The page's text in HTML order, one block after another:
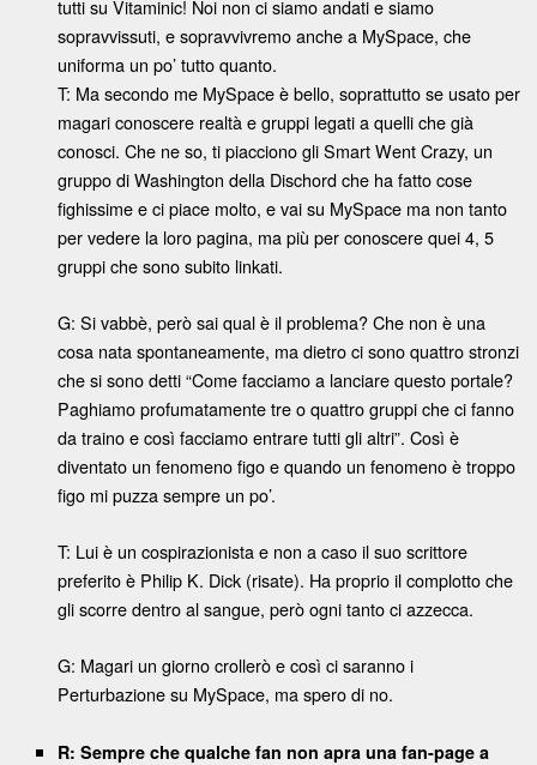
tutti su Vitaminic! Noi non ci siamo andati e siamo
sopravvissuti, e sopravvivremo anche a MySpace, che
uniforma un po’ tutto quanto.
T: Ma secondo me MySpace è bello, soprattutto se usato per
magari conoscere realtà e gruppi legati a quelli che già
conosci. Che ne so, ti piacciono gli Smart Went Crazy, un
gruppo di Washington della Dischord che ha fatto cose
fighissime e ci piace molto, e vai su MySpace ma non tanto
per vedere la loro pagina, ma più per conoscere quei 4, 5
gruppi che sono subito linkati.
G: Si vabbè, però sai qual è il problema? Che non è una
cosa nata spontaneamente, ma dietro ci sono quattro stronzi
che si sono detti “Come facciamo a lanciare questo portale?
Paghiamo profumatamente tre o quattro gruppi che ci fanno
da traino e così facciamo entrare tutti gli altri”. Così è
diventato un fenomeno figo e quando un fenomeno è troppo
figo mi puzza sempre un po’.
T: Lui è un cospirazionista e non a caso il suo scrittore
preferito è Philip K. Dick (risate). Ha proprio il complotto che
gli scorre dentro al sangue, però ogni tanto ci azzecca.
G: Magari un giorno crollerò e così ci saranno i
Perturbazione su MySpace, ma spero di no.
R: Sempre che qualche fan non apra una fan-page a